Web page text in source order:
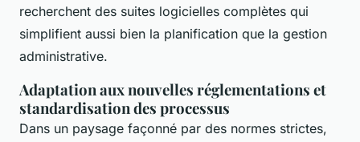
recherchent des suites logicielles complètes qui
simplifient aussi bien la planification que la gestion
administrative.
Adaptation aux nouvelles réglementations et
standardisation des processus
Dans un paysage façonné par des normes strictes,